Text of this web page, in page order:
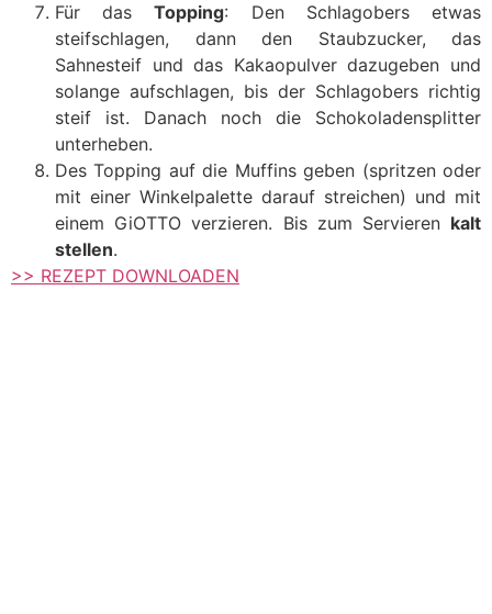
Für dasTopping: Den Schlagobers etwas
steifschlagen, dann den Staubzucker, das
Sahnesteif und das Kakaopulver dazugeben und
solange aufschlagen, bis der Schlagobers richtig
steif ist. Danach noch die Schokoladensplitter
unterheben.
Des Topping auf die Muffins geben (spritzen oder
mit einer Winkelpalette darauf streichen) und mit
einem GiOTTO verzieren. Bis zum Servieren kalt
stellen.
>> REZEPT DOWNLOADEN